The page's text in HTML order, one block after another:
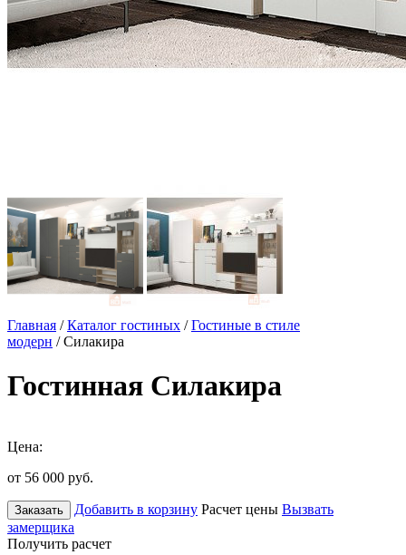
Главная /Каталог гостиных /Гостиные в стиле
модерн / Силакира
Гостинная Силакира
Цена:
от 56 000 руб.
Заказать Добавить в корзину Расчет цены Вызвать
замерщика
Получить расчет